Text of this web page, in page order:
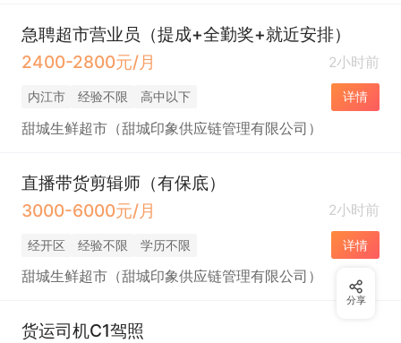
急聘超市营业员（提成+全勤奖+就近安排）
2400-2800元/月
2小时前
内江市 经验不限 高中以下 详情
甜城生鲜超市（甜城印象供应链管理有限公司）
直播带货剪辑师（有保底）
3000-6000元/月
2小时前
经开区 经验不限 学历不限 详情
甜城生鲜超市（甜城印象供应链管理有限公司）
货运司机C1驾照
分享